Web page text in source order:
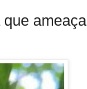
ameaça